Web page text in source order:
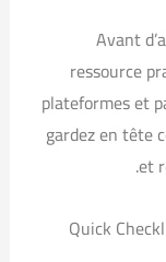
Avant
ressource
plateformes et
gardez en tête
et
Quick